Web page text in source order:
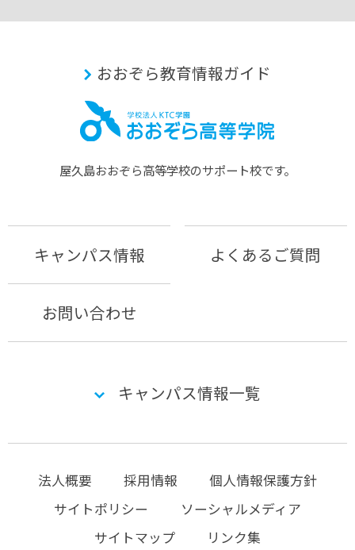
おおぞら教育情報ガイド
屋久島おおぞら⾼等学校のサポート校です。
キャンパス情報 よくあるご質問
お問い合わせ
キャンパス情報一覧
法人概要 採用情報
個人情報保護方針
サイトポリシー
ソーシャルメディア
サイトマップ
リンク集